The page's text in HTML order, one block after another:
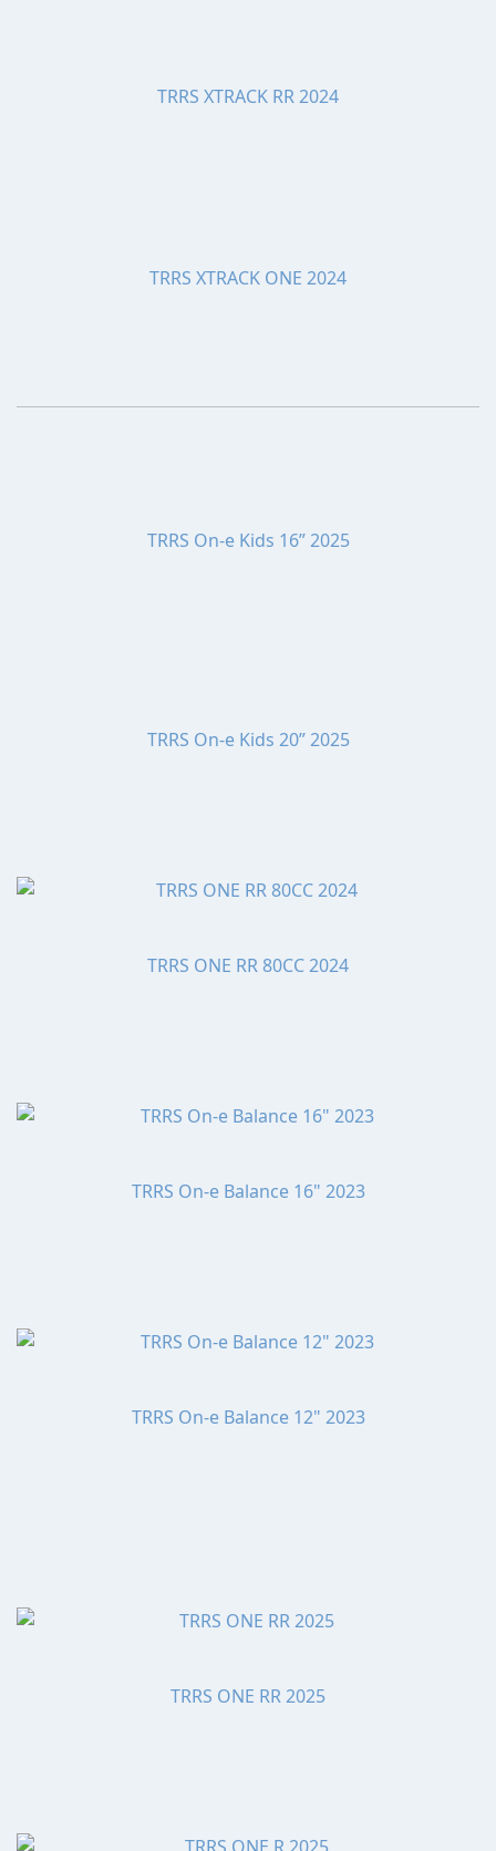
TRRS XTRACK RR 2024
TRRS XTRACK ONE 2024
TRRS On-e Kids 16” 2025
TRRS On-e Kids 20” 2025
TRRS ONE RR 80CC 2024
TRRS On-e Balance 16" 2023
TRRS On-e Balance 12" 2023
TRRS ONE RR 2025